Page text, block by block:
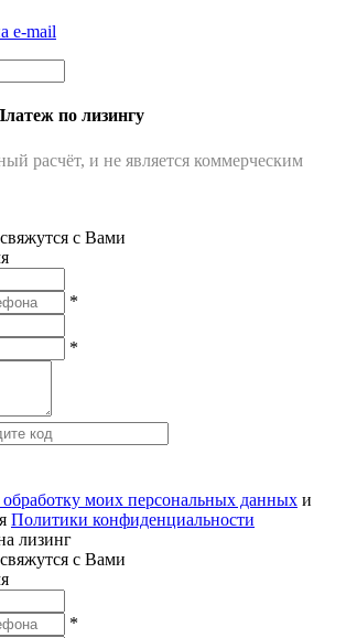
e-mail
по лизингу
расчёт, и не является коммерческим
с Вами
*
*
обработку моих персональных данных и
Политики конфиденциальности
лизинг
с Вами
*